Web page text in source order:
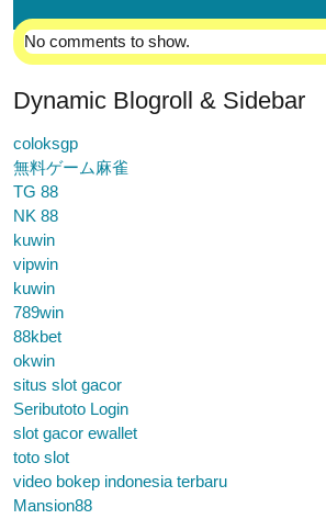
No comments to show.
Dynamic Blogroll & Sidebar
coloksgp
無料ゲーム麻雀
TG 88
NK 88
kuwin
vipwin
kuwin
789win
88kbet
okwin
situs slot gacor
Seributoto Login
slot gacor ewallet
toto slot
video bokep indonesia terbaru
Mansion88